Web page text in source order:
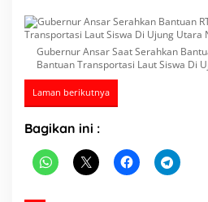
U
u
r
a
N
Gubernur Ansar Saat Serahkan
Bantuan Transportasi Laut Siswa Di
Laman berikutnya
Bagikan ini :